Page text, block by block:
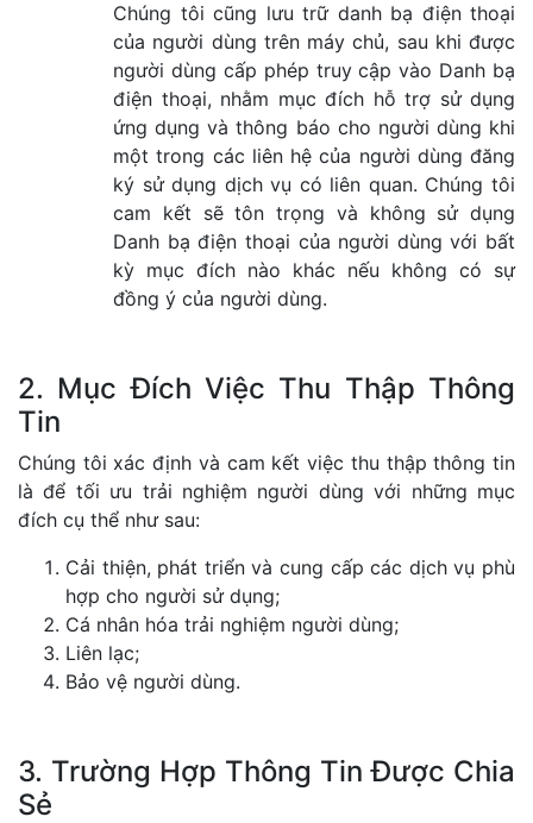
Chúng tôi cũng lưu trữ danh bạ điện thoại
của người dùng trên máy chủ, sau khi được
người dùng cấp phép truy cập vào Danh bạ
điện thoại, nhằm mục đích hỗ trợ sử dụng
ứng dụng và thông báo cho người dùng khi
một trong các liên hệ của người dùng đăng
ký sử dụng dịch vụ có liên quan. Chúng tôi
cam kết sẽ tôn trọng và không sử dụng
Danh bạ điện thoại của người dùng với bất
kỳ mục đích nào khác nếu không có sự
đồng ý của người dùng.
2. Mục Đích Việc Thu Thập Thông
Tin
Chúng tôi xác định và cam kết việc thu thập thông tin
là để tối ưu trải nghiệm người dùng với những mục
đích cụ thể như sau:
Cải thiện, phát triển và cung cấp các dịch vụ phù
hợp cho người sử dụng;
Cá nhân hóa trải nghiệm người dùng;
Liên lạc;
Bảo vệ người dùng.
3. Trường Hợp Thông Tin Được Chia
Sẻ